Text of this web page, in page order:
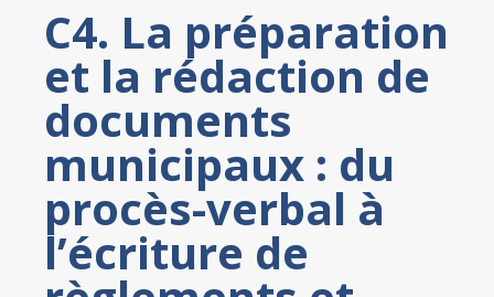
C4. La préparation
et la rédaction de
documents
municipaux : du
procès-verbal à
l’écriture de